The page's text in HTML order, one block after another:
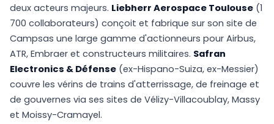
deux acteurs majeurs. Liebherr Aerospace Toulouse (1
700 collaborateurs) conçoit et fabrique sur son site de
Campsas une large gamme d'actionneurs pour Airbus,
ATR, Embraer et constructeurs militaires. Safran
Electronics & Défense (ex-Hispano-Suiza, ex-Messier)
couvre les vérins de trains d'atterrissage, de freinage et
de gouvernes via ses sites de Vélizy-Villacoublay, Massy
et Moissy-Cramayel.